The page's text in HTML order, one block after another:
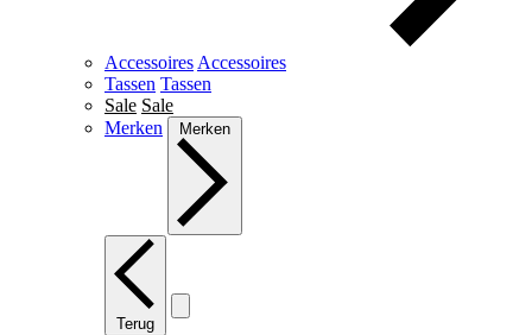
Accessoires Accessoires
Tassen Tassen
Sale Sale
Merken
Merken
Terug